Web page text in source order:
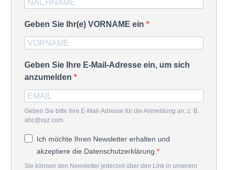
Geben Sie Ihr(e) VORNAME ein
Geben Sie Ihre E-Mail-Adresse ein, um sich
anzumelden
Geben Sie bitte Ihre E-Mail-Adresse für die Anmeldung an, z. B.
abc@xyz.com.
Ich möchte Ihren Newsletter erhalten und
akzeptiere die Datenschutzerklärung.
Sie können den Newsletter jederzeit über den Link in unserem